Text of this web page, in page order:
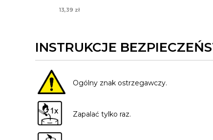
13,39 zł
INSTRUKCJE
Ogólny znak ostrzegawczy.
Zapalać tylko raz.